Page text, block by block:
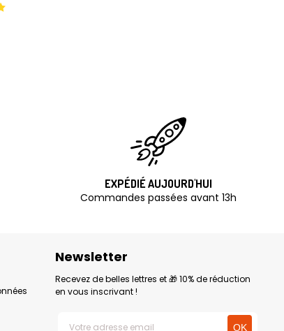
EXPÉDIÉ AUJOURD'HUI
Commandes passées avant 13h
Newsletter
Recevez de belles lettres et 🎁 10% de réduction
en vous inscrivant !